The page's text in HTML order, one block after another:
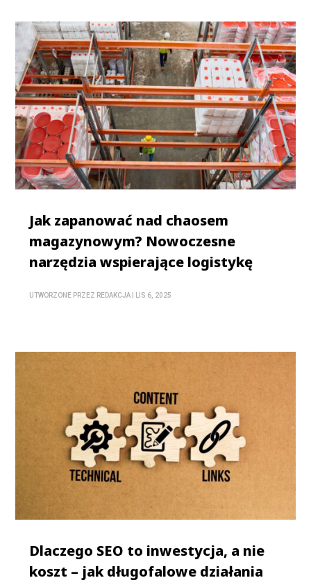
Jak zapanować nad chaosem
magazynowym? Nowoczesne
narzędzia wspierające logistykę
UTWORZONE PRZEZ REDAKCJA LIS 6, 2025
Dlaczego SEO to inwestycja, a nie
koszt – jak długofalowe działania